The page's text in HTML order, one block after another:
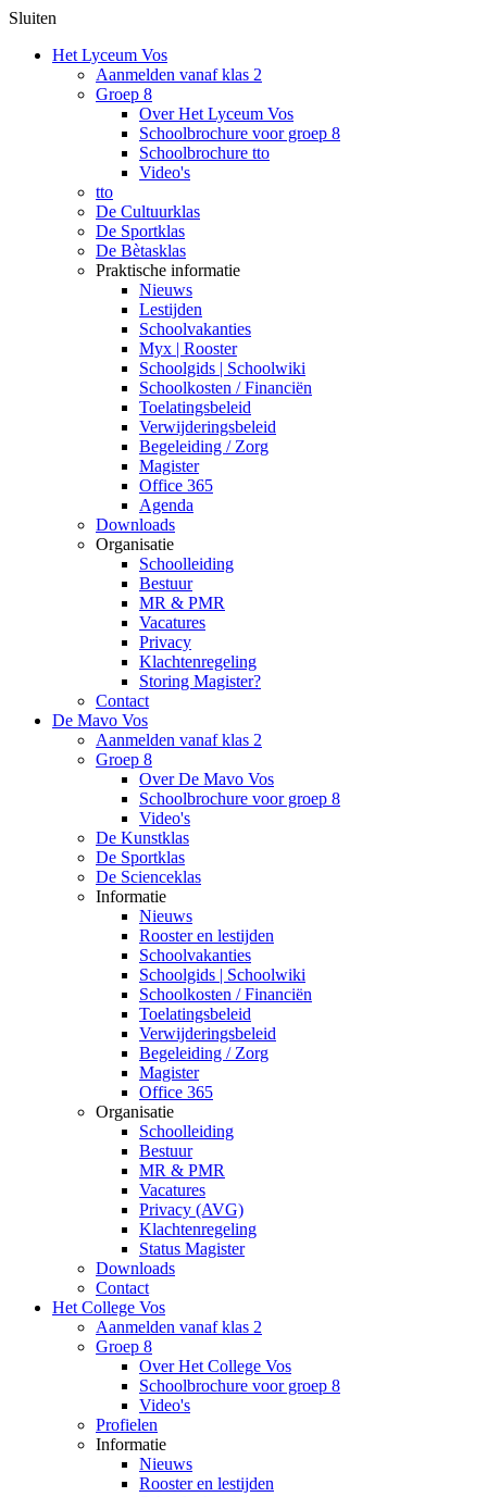
Sluiten
Het Lyceum Vos
Aanmelden vanaf klas 2
Groep 8
Over Het Lyceum Vos
Schoolbrochure voor groep 8
Schoolbrochure tto
Video's
tto
De Cultuurklas
De Sportklas
De Bètasklas
Praktische informatie
Nieuws
Lestijden
Schoolvakanties
Myx | Rooster
Schoolgids | Schoolwiki
Schoolkosten / Financiën
Toelatingsbeleid
Verwijderingsbeleid
Begeleiding / Zorg
Magister
Office 365
Agenda
Downloads
Organisatie
Schoolleiding
Bestuur
MR & PMR
Vacatures
Privacy
Klachtenregeling
Storing Magister?
Contact
De Mavo Vos
Aanmelden vanaf klas 2
Groep 8
Over De Mavo Vos
Schoolbrochure voor groep 8
Video's
De Kunstklas
De Sportklas
De Scienceklas
Informatie
Nieuws
Rooster en lestijden
Schoolvakanties
Schoolgids | Schoolwiki
Schoolkosten / Financiën
Toelatingsbeleid
Verwijderingsbeleid
Begeleiding / Zorg
Magister
Office 365
Organisatie
Schoolleiding
Bestuur
MR & PMR
Vacatures
Privacy (AVG)
Klachtenregeling
Status Magister
Downloads
Contact
Het College Vos
Aanmelden vanaf klas 2
Groep 8
Over Het College Vos
Schoolbrochure voor groep 8
Video's
Profielen
Informatie
Nieuws
Rooster en lestijden